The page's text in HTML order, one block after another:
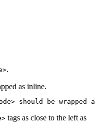
.
as inline.
should be
tags as close to the left as